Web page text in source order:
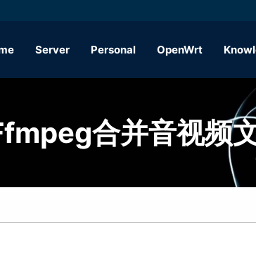
Server Personal OpenWrt
合并音视频